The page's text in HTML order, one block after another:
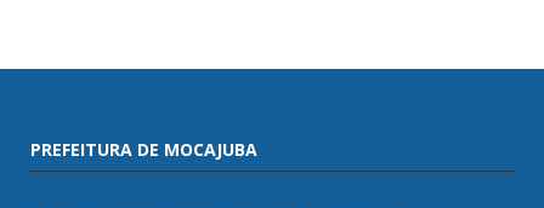
PREFEITURA DE MOCAJUBA